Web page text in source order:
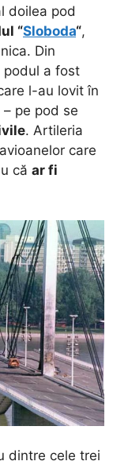
doilea pod
“Sloboda“,
Din
podul a fost
l-au lovit în
pe pod se
. Artileria
care
că ar fi
dintre cele trei